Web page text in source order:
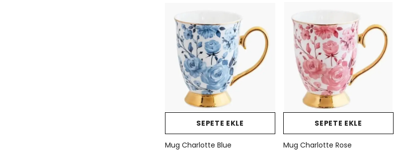
SEPETE EKLE
Mug Charlotte Blue
SEPETE EKLE
Mug Charlotte Rose